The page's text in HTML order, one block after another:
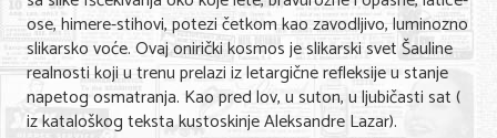
ose, himere-stihovi, potezi četkom kao zavodljivo, luminozno
slikarsko voće. Ovaj onirički kosmos je slikarski svet Šauline
realnosti koji u trenu prelazi iz letargične refleksije u stanje
napetog osmatranja. Kao pred lov, u suton, u ljubičasti sat (
iz kataloškog teksta kustoskinje Aleksandre Lazar).